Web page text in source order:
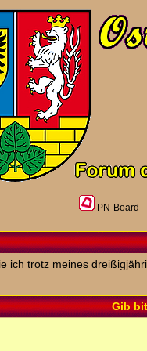
PN-Board
ich trotz meines
Gib